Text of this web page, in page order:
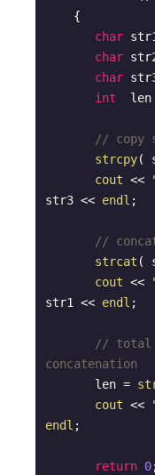
{
char
char
char
int
len
// copy
strcpy(
cout <<
str3 << endl ;
//
strcat (
cout <<
str1 << endl ;
// total
concatenation
       len =
cout <<
endl ;
return 0